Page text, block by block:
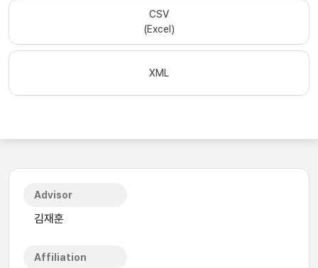
CSV
(Excel)
XML
Advisor
김재훈
Affiliation